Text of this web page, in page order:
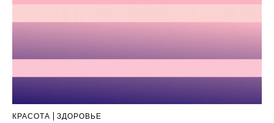
КРАСОТА ЗДОРОВЬЕ